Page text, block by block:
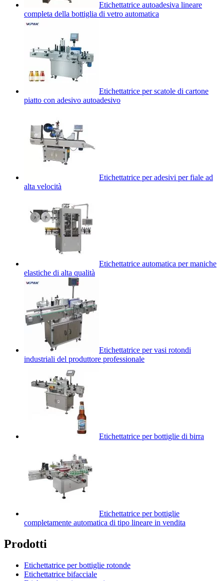
Etichettatrice autoadesiva lineare
completa della bottiglia di vetro automatica
Etichettatrice per scatole di cartone
piatto con adesivo autoadesivo
Etichettatrice per adesivi per fiale ad
alta velocità
Etichettatrice automatica per maniche
elastiche di alta qualità
Etichettatrice per vasi rotondi
industriali del produttore professionale
Etichettatrice per bottiglie di birra
Etichettatrice per bottiglie
completamente automatica di tipo lineare in vendita
Prodotti
Etichettatrice per bottiglie rotonde
Etichettatrice bifacciale